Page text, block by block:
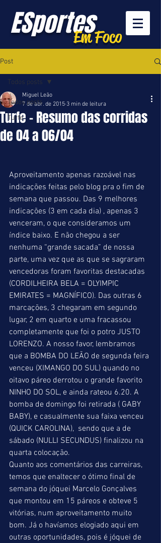
ESportesEm Foco
Post
Todos posts
Turfe
Todos posts
Turfe - Resumo das corridas
de 04 a 06/04
Miguel Leão
7 de abr. de 2015 3 min de leitura
Aproveitamento apenas razoável nas
indicações feitas pelo blog pra o fim de
semana que passou. Das 9 melhores
indicações (3 em cada dia) , apenas 3
venceram, o que consideramos um
índice baixo. E não chegou a ser
nenhuma “grande sacada” de nossa
parte, uma vez que as que se sagraram
vencedoras foram favoritas destacadas
(CORDILHEIRA BELA = OLYIMPIC
EMIRATES = MAGNÍFICO). Das outras 6
marcações, 3 chegaram em segundo
lugar, 2 em quarto e uma fracassou
completamente que foi o potro JUSTO
LORENZO. A nosso favor, lembramos
que a BOMBA DO LEÃO de segunda feira
venceu (XIMANGO DO SUL) quando no
oitavo páreo derrotou o grande favorito
NINHO DO SOL, e ainda rateou 6.20. A
bomba de domingo foi retirada ( GABY
BABY), e casualmente sua faixa venceu
(QUICK CAROLINA),  sendo que a de
sábado (NULLI SECUNDUS) finalizou na
quarta colocação.
Quanto aos comentários das carreiras,
temos que enaltecer o ótimo final de
semana do jóquei Marcelo Gonçalves
que montou em 15 páreos e obteve 5
vitórias, num aproveitamento muito
bom. Já o havíamos elogiado aqui em
outras oportunidades, pois é jóquei de